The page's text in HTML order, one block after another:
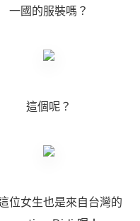
一國的服裝嗎？
這個呢？
位女生也是來自台灣的